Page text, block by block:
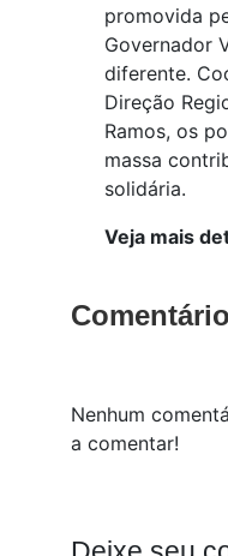
promovida
Governador
diferente.
Direção
Ramos, os
massa
solidária.
Veja mais
Nenhum
a comentar!